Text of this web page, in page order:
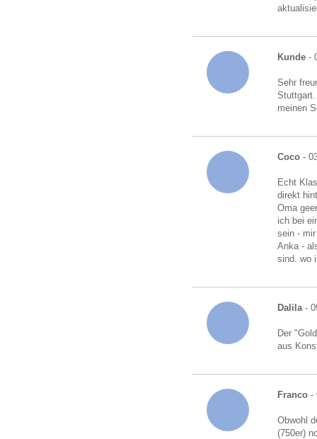
Kunde -
Sehr
meinen
Coco -
Echt
direkt
Oma
ich bei
sein -
Anka -
sind. wo
Dalila-
Der
aus
Franco -
Obwohl
(750er)